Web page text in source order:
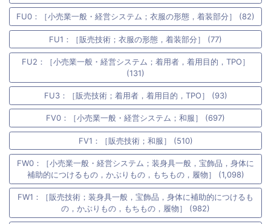
FU0：［小売業一般・経営システム；衣服の形態，着装部分］ (82)
FU1：［販売技術；衣服の形態，着装部分］ (77)
FU2：［小売業一般・経営システム；着用者，着用目的，TPO］
(131)
FU3：［販売技術；着用者，着用目的，TPO］ (93)
FV0：［小売業一般・経営システム；和服］ (697)
FV1：［販売技術；和服］ (510)
FW0：［小売業一般・経営システム；装身具一般，宝飾品，身体に
補助的につけるもの，かぶりもの，もちもの，履物］ (1,098)
FW1：［販売技術；装身具一般，宝飾品，身体に補助的につけるも
の，かぶりもの，もちもの，履物］ (982)